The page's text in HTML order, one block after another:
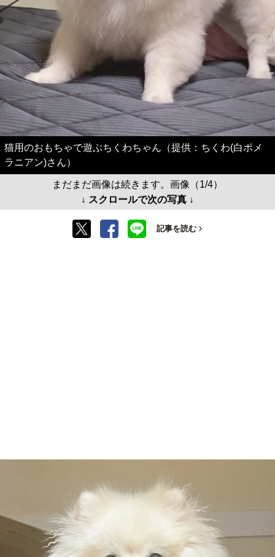
猫用のおもちゃで遊ぶちくわちゃん（提供：ちくわ(白ポメ
ラニアン)さん）
まだまだ画像は続きます。画像（1/4）
↓ スクロールで次の写真 ↓
記事を読む